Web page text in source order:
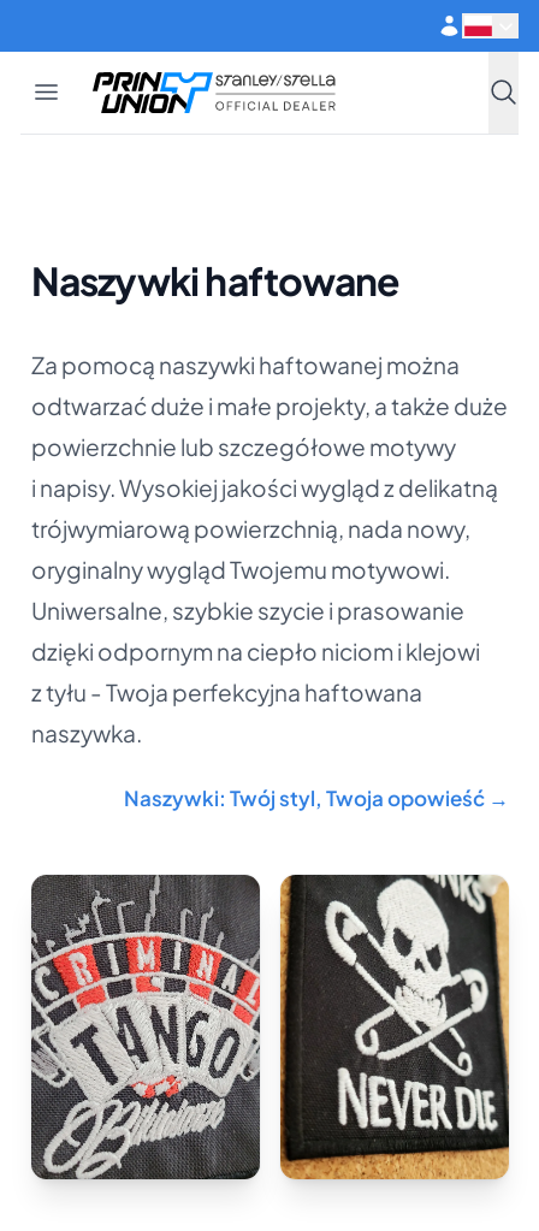
Open menu
Print Union Stanley/Stella
Naszywki haftowane
Za pomocą naszywki haftowanej można
odtwarzać duże i małe projekty, a także duże
powierzchnie lub szczegółowe motywy
i napisy. Wysokiej jakości wygląd z delikatną
trójwymiarową powierzchnią, nada nowy,
oryginalny wygląd Twojemu motywowi.
Uniwersalne, szybkie szycie i prasowanie
dzięki odpornym na ciepło niciom i klejowi
z tyłu - Twoja perfekcyjna haftowana
naszywka.
Naszywki: Twój styl, Twoja opowieść →